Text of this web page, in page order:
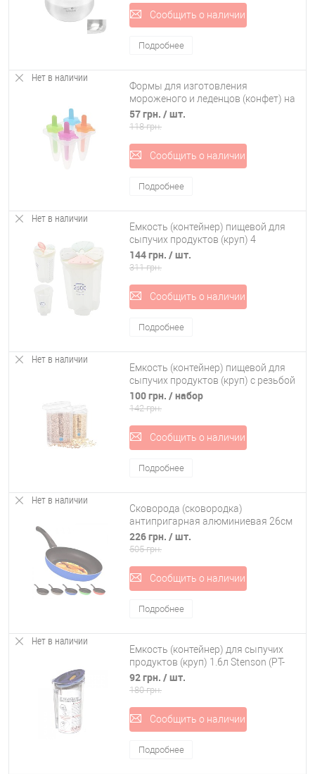
Сообщить о наличии
Подробнее
Нет в наличии
Формы для изготовления
мороженого и леденцов (конфет) на
4 порций 12 см Stenson (R21135)
57 грн. / шт.
118 грн.
Сообщить о наличии
Подробнее
Нет в наличии
Емкость (контейнер) пищевой для
сыпучих продуктов (круп) 4
отделения 2.5л Stenson (R30113)
144 грн. / шт.
311 грн.
Сообщить о наличии
Подробнее
Нет в наличии
Емкость (контейнер) пищевой для
сыпучих продуктов (круп) с резьбой
набор 2шт. Stenson (NP-85б)
100 грн. / набор
142 грн.
Сообщить о наличии
Подробнее
Нет в наличии
Сковорода (сковородка)
антипригарная алюминиевая 26см
Stenson (MH-0336)
226 грн. / шт.
505 грн.
Сообщить о наличии
Подробнее
Нет в наличии
Емкость (контейнер) для сыпучих
продуктов (круп) 1.6л Stenson (PT-
83054)
92 грн. / шт.
180 грн.
Сообщить о наличии
Подробнее